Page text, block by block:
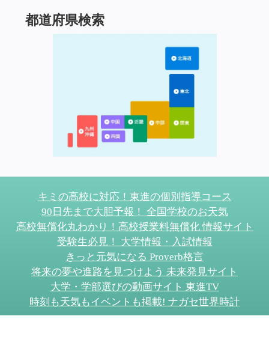
都道府県検索
キミの高校に対応！東進の個別指導コース
90日先まで大胆予報！ 全国学校のお天気
高校無償化丸わかり！高校授業料無償化 情報サイト
受験生必見！ 大学情報・入試情報
きっと元気になる Proverb格言
将来の夢や進路を見つけよう 未来発見サイト
大学・学部選びの動画サイト 東進TV
時刻も天気もイベントも掲載! ナガセ世界時計